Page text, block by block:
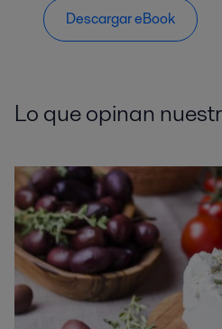
Descargar eBook
Lo que opinan